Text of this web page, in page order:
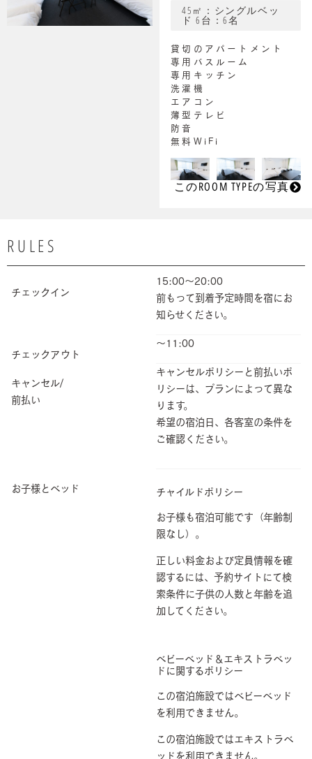
45㎡：シングルベッ
ド 6台：6名
貸切のアパートメント
専用バスルーム
専用キッチン
洗濯機
エアコン
薄型テレビ
防音
無料WiFi
このROOM TYPEの写真
RULES
チェックイン
15:00～20:00
前もって到着予定時間を宿にお
知らせください。
チェックアウト
～11:00
キャンセル/
前払い
キャンセルポリシーと前払いポ
リシーは、プランによって異な
ります。
希望の宿泊日、各客室の条件を
ご確認ください。
お子様とベッド チャイルドポリシー
お子様も宿泊可能です（年齢制
限なし）。
正しい料金および定員情報を確
認するには、予約サイトにて検
索条件に子供の人数と年齢を追
加してください。
ベビーベッド＆エキストラベッ
ドに関するポリシー
この宿泊施設ではベビーベッド
を利用できません。
この宿泊施設ではエキストラベ
ッドを利用できません。